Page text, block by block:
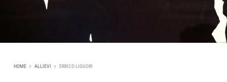
HOME ALLIEVI ERRICO LIGUORI